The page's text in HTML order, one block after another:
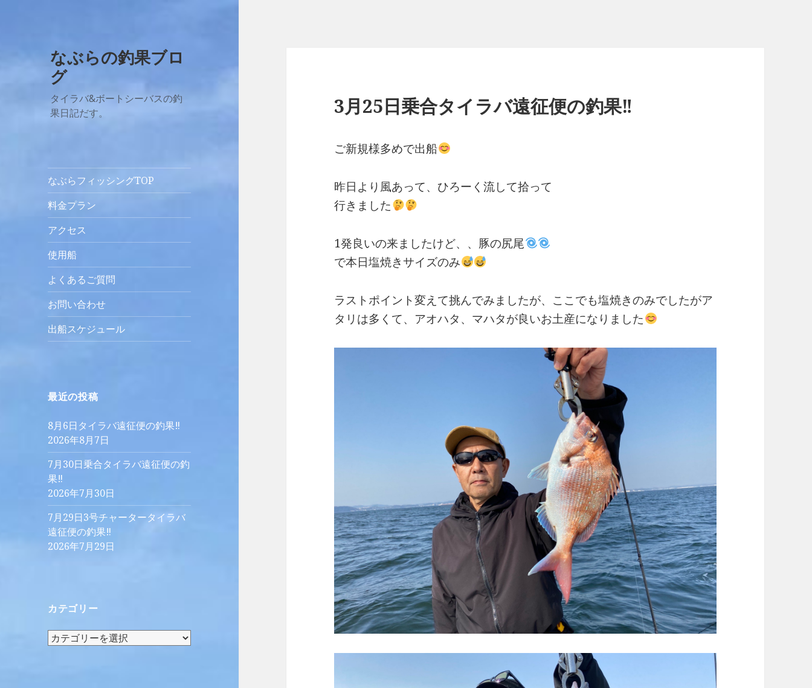
なぶらの釣果ブロ
グ
タイラバ&ボートシーバスの釣
果日記だす。
なぶらフィッシングTOP
料金プラン
アクセス
使用船
よくあるご質問
お問い合わせ
出船スケジュール
最近の投稿
8月6日タイラバ遠征便の釣果‼︎
2026年8月7日
7月30日乗合タイラバ遠征便の釣
果‼︎
2026年7月30日
7月29日3号チャータータイラバ
遠征便の釣果‼︎
2026年7月29日
カテゴリー
カ
3月25日乗合タイラバ遠征便の釣果‼︎
ご新規様多めで出船
昨日より風あって、ひろーく流して拾って
行きました
1発良いの来ましたけど、、豚の尻尾
で本日塩焼きサイズのみ
ラストポイント変えて挑んでみましたが、ここでも塩焼きのみでしたがア
タリは多くて、アオハタ、マハタが良いお土産になりました